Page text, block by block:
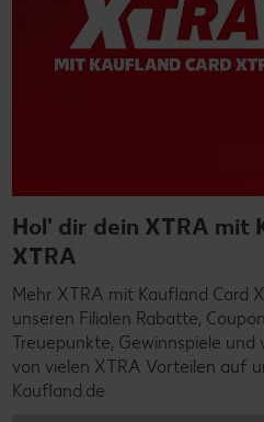
Hol' dir dein XTRA mit
XTRA
Mehr XTRA mit Kaufland Card
unseren Filialen Rabatte,
Treuepunkte, Gewinnspiele und
von vielen XTRA Vorteilen auf
Kaufland.de